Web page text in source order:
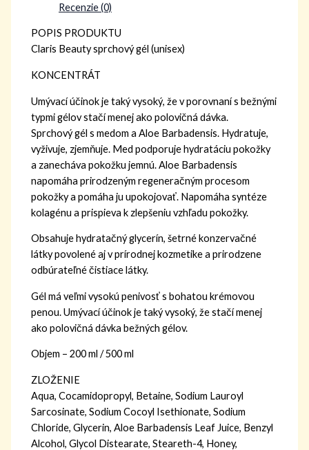
Recenzie (0)
POPIS PRODUKTU
Claris Beauty sprchový gél (unisex)
KONCENTRÁT
Umývací účinok je taký vysoký, že v porovnaní s bežnými
typmi gélov stačí menej ako polovičná dávka.
Sprchový gél s medom a Aloe Barbadensis. Hydratuje,
vyživuje, zjemňuje. Med podporuje hydratáciu pokožky
a zanecháva pokožku jemnú. Aloe Barbadensis
napomáha prirodzeným regeneračným procesom
pokožky a pomáha ju upokojovať. Napomáha syntéze
kolagénu a prispieva k zlepšeniu vzhľadu pokožky.
Obsahuje hydratačný glycerín, šetrné konzervačné
látky povolené aj v prírodnej kozmetike a prirodzene
odbúrateľné čistiace látky.
Gél má veľmi vysokú penivosť s bohatou krémovou
penou. Umývací účinok je taký vysoký, že stačí menej
ako polovičná dávka bežných gélov.
Objem – 200 ml / 500 ml
ZLOŽENIE
Aqua, Cocamidopropyl, Betaine, Sodium Lauroyl
Sarcosinate, Sodium Cocoyl Isethionate, Sodium
Chloride, Glycerin, Aloe Barbadensis Leaf Juice, Benzyl
Alcohol, Glycol Distearate, Steareth-4, Honey,